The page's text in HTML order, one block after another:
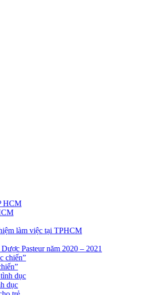
làm việc tại TPHCM
Pasteur năm 2020 – 2021
dục